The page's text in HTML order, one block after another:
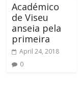
Académico
de Viseu
anseia pela
primeira
April 24, 2018
0